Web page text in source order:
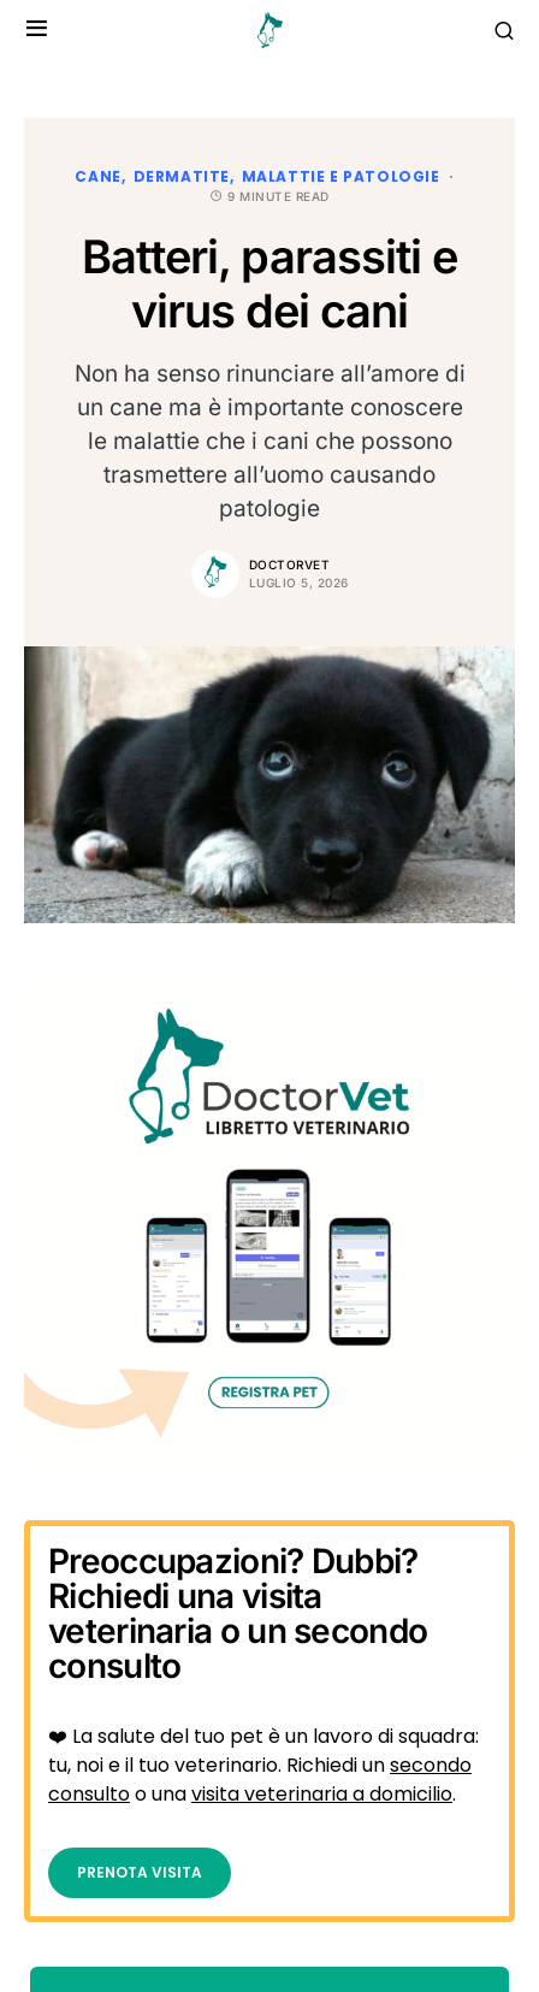
CANE DERMATITE MALATTIE E PATOLOGIE
9 MINUTE READ
Batteri, parassiti e
virus dei cani
Non ha senso rinunciare all’amore di
un cane ma è importante conoscere
le malattie che i cani che possono
trasmettere all’uomo causando
patologie
DOCTORVET
LUGLIO 5, 2026
Preoccupazioni? Dubbi?
Richiedi una visita
veterinaria o un secondo
consulto
❤️ La salute del tuo pet è un lavoro di squadra:
tu, noi e il tuo veterinario. Richiedi unsecondo
consultoo unavisita veterinaria a domicilio.
PRENOTA VISITA